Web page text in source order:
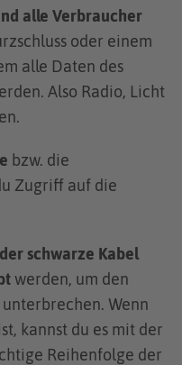
alle Verbraucher
oder einem
alle Daten des
Also Radio, Licht
bzw. die
Zugriff auf die
schwarze Kabel
werden, um den
Wenn
kannst du es mit der
Reihenfolge der